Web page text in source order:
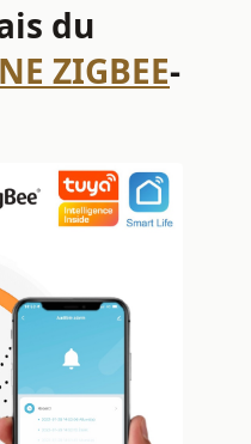
du
ZIGBEE-